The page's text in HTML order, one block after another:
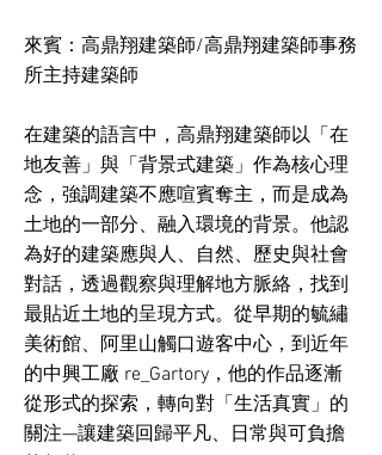
來賓：高鼎翔建築師/高鼎翔建築師事務
所主持建築師
在建築的語言中，高鼎翔建築師以「在
地友善」與「背景式建築」作為核心理
念，強調建築不應喧賓奪主，而是成為
土地的一部分、融入環境的背景。他認
為好的建築應與人、自然、歷史與社會
對話，透過觀察與理解地方脈絡，找到
最貼近土地的呈現方式。從早期的毓繡
美術館、阿里山觸口遊客中心，到近年
的中興工廠 re_Gartory，他的作品逐漸
從形式的探索，轉向對「生活真實」的
關注—讓建築回歸平凡、日常與可負擔